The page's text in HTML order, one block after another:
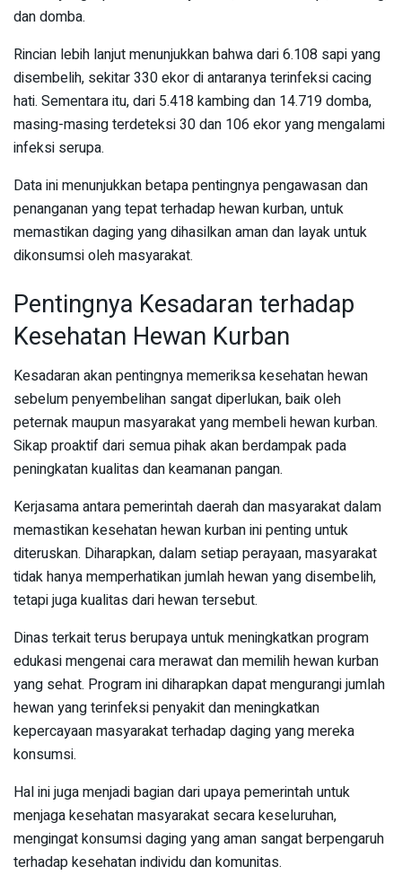
dan domba.
Rincian lebih lanjut menunjukkan bahwa dari 6.108 sapi yang
disembelih, sekitar 330 ekor di antaranya terinfeksi cacing
hati. Sementara itu, dari 5.418 kambing dan 14.719 domba,
masing-masing terdeteksi 30 dan 106 ekor yang mengalami
infeksi serupa.
Data ini menunjukkan betapa pentingnya pengawasan dan
penanganan yang tepat terhadap hewan kurban, untuk
memastikan daging yang dihasilkan aman dan layak untuk
dikonsumsi oleh masyarakat.
Pentingnya Kesadaran terhadap
Kesehatan Hewan Kurban
Kesadaran akan pentingnya memeriksa kesehatan hewan
sebelum penyembelihan sangat diperlukan, baik oleh
peternak maupun masyarakat yang membeli hewan kurban.
Sikap proaktif dari semua pihak akan berdampak pada
peningkatan kualitas dan keamanan pangan.
Kerjasama antara pemerintah daerah dan masyarakat dalam
memastikan kesehatan hewan kurban ini penting untuk
diteruskan. Diharapkan, dalam setiap perayaan, masyarakat
tidak hanya memperhatikan jumlah hewan yang disembelih,
tetapi juga kualitas dari hewan tersebut.
Dinas terkait terus berupaya untuk meningkatkan program
edukasi mengenai cara merawat dan memilih hewan kurban
yang sehat. Program ini diharapkan dapat mengurangi jumlah
hewan yang terinfeksi penyakit dan meningkatkan
kepercayaan masyarakat terhadap daging yang mereka
konsumsi.
Hal ini juga menjadi bagian dari upaya pemerintah untuk
menjaga kesehatan masyarakat secara keseluruhan,
mengingat konsumsi daging yang aman sangat berpengaruh
terhadap kesehatan individu dan komunitas.